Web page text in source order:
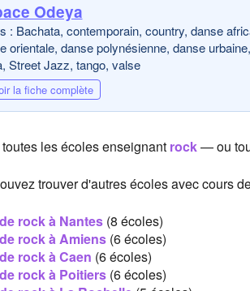
Odeya
: Bachata, contemporain, country, danse
orientale, danse polynésienne, danse
Street Jazz, tango, valse
la fiche complète
les écoles enseignant rock— ou
trouver d'autres écoles avec cours
rock à Nantes (8 écoles)
rock à Amiens (6 écoles)
rock à Caen (6 écoles)
rock à Poitiers (6 écoles)